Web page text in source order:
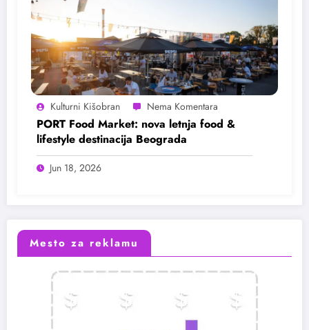
Kulturni Kišobran
PORT Food Market: nova letnja food &
lifestyle destinacija Beograda
Jun 18, 2026
Mesto za reklamu